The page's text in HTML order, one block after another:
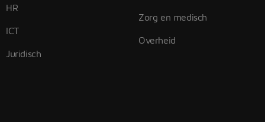
HR
ICT
Juridisch
Zorg en medisch
Overheid